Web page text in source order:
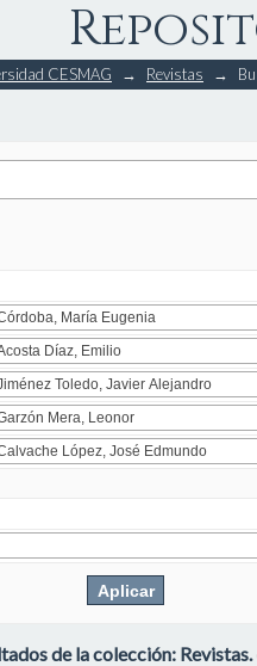
CESMAG → Revistas →
de la colección: Revistas.